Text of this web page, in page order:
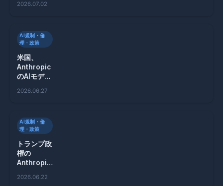
で合意し輸
2026.07.02
AI規制・倫
理・政策
米国、
Anthropic
のAIモデル
」を解禁！
2026.06.27
AI規制・倫
理・政策
トランプ政
権の
Anthropic
もたらすAI
2026.06.22